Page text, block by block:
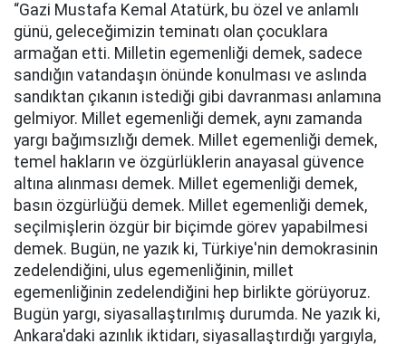
“Gazi Mustafa Kemal Atatürk, bu özel ve anlamlı
günü, geleceğimizin teminatı olan çocuklara
armağan etti. Milletin egemenliği demek, sadece
sandığın vatandaşın önünde konulması ve aslında
sandıktan çıkanın istediği gibi davranması anlamına
gelmiyor. Millet egemenliği demek, aynı zamanda
yargı bağımsızlığı demek. Millet egemenliği demek,
temel hakların ve özgürlüklerin anayasal güvence
altına alınması demek. Millet egemenliği demek,
basın özgürlüğü demek. Millet egemenliği demek,
seçilmişlerin özgür bir biçimde görev yapabilmesi
demek. Bugün, ne yazık ki, Türkiye'nin demokrasinin
zedelendiğini, ulus egemenliğinin, millet
egemenliğinin zedelendiğini hep birlikte görüyoruz.
Bugün yargı, siyasallaştırılmış durumda. Ne yazık ki,
Ankara'daki azınlık iktidarı, siyasallaştırdığı yargıyla,